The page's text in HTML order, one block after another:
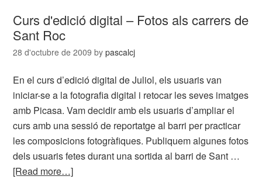
Curs d'edició digital – Fotos als carrers de
Sant Roc
28 d'octubre de 2009 bypascalcj
En el curs d’edició digital de Juliol, els usuaris van
iniciar-se a la fotografia digital i retocar les seves imatges
amb Picasa. Vam decidir amb els usuaris d’ampliar el
curs amb una sessió de reportatge al barri per practicar
les composicions fotogràfiques. Publiquem algunes fotos
dels usuaris fetes durant una sortida al barri de Sant …
[Read more…]